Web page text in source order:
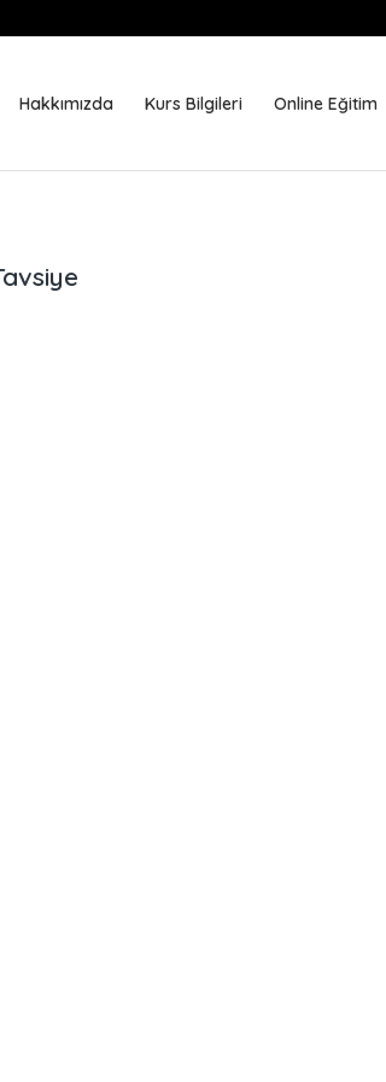
Hakkımızda Kurs Bilgileri Online Eğitim